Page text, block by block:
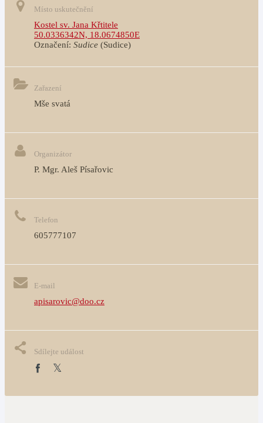
Místo uskutečnění
Kostel sv. Jana Křtitele
50.0336342N, 18.0674850E
Označení: Sudice (Sudice)
Zařazení
Mše svatá
Organizátor
P. Mgr. Aleš Písařovic
Telefon
605777107
E-mail
apisarovic@doo.cz
Sdílejte událost